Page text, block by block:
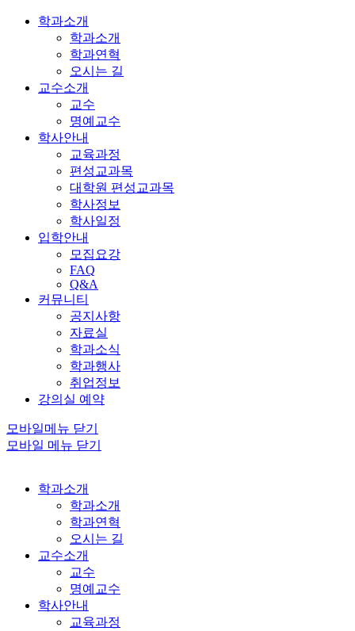
학과소개
학과소개
학과연혁
오시는 길
교수소개
교수
명예교수
학사안내
교육과정
편성교과목
대학원 편성교과목
학사정보
학사일정
입학안내
모집요강
FAQ
Q&A
커뮤니티
공지사항
자료실
학과소식
학과행사
취업정보
강의실 예약
모바일메뉴 닫기
모바일 메뉴 닫기
학과소개
학과소개
학과연혁
오시는 길
교수소개
교수
명예교수
학사안내
교육과정